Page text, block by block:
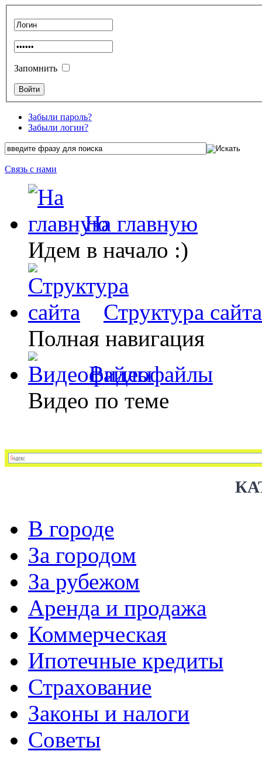
Запомнить
Забыли пароль?
Забыли логин?
Связь с нами
На главную
Идем в начало :)
Структура сайта
Полная навигация
Видеофайлы
Видео по теме
В городе
За городом
За рубежом
Аренда и продажа
Коммерческая
Ипотечные кредиты
Страхование
Законы и налоги
Советы